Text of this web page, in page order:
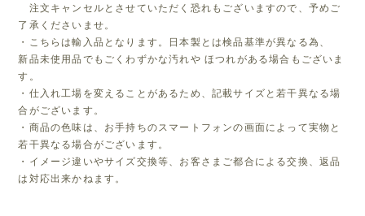
注文キャンセルとさせていただく恐れもございますので、予めご
了承くださいませ。
・こちらは輸入品となります。日本製とは検品基準が異なる為、
新品未使用品でもごくわずかな汚れや ほつれがある場合もございま
す。
・仕入れ工場を変えることがあるため、記載サイズと若干異なる場
合がございます。
・商品の色味は、お手持ちのスマートフォンの画面によって実物と
若干異なる場合がございます。
・イメージ違いやサイズ交換等、お客さまご都合による交換、返品
は対応出来かねます。